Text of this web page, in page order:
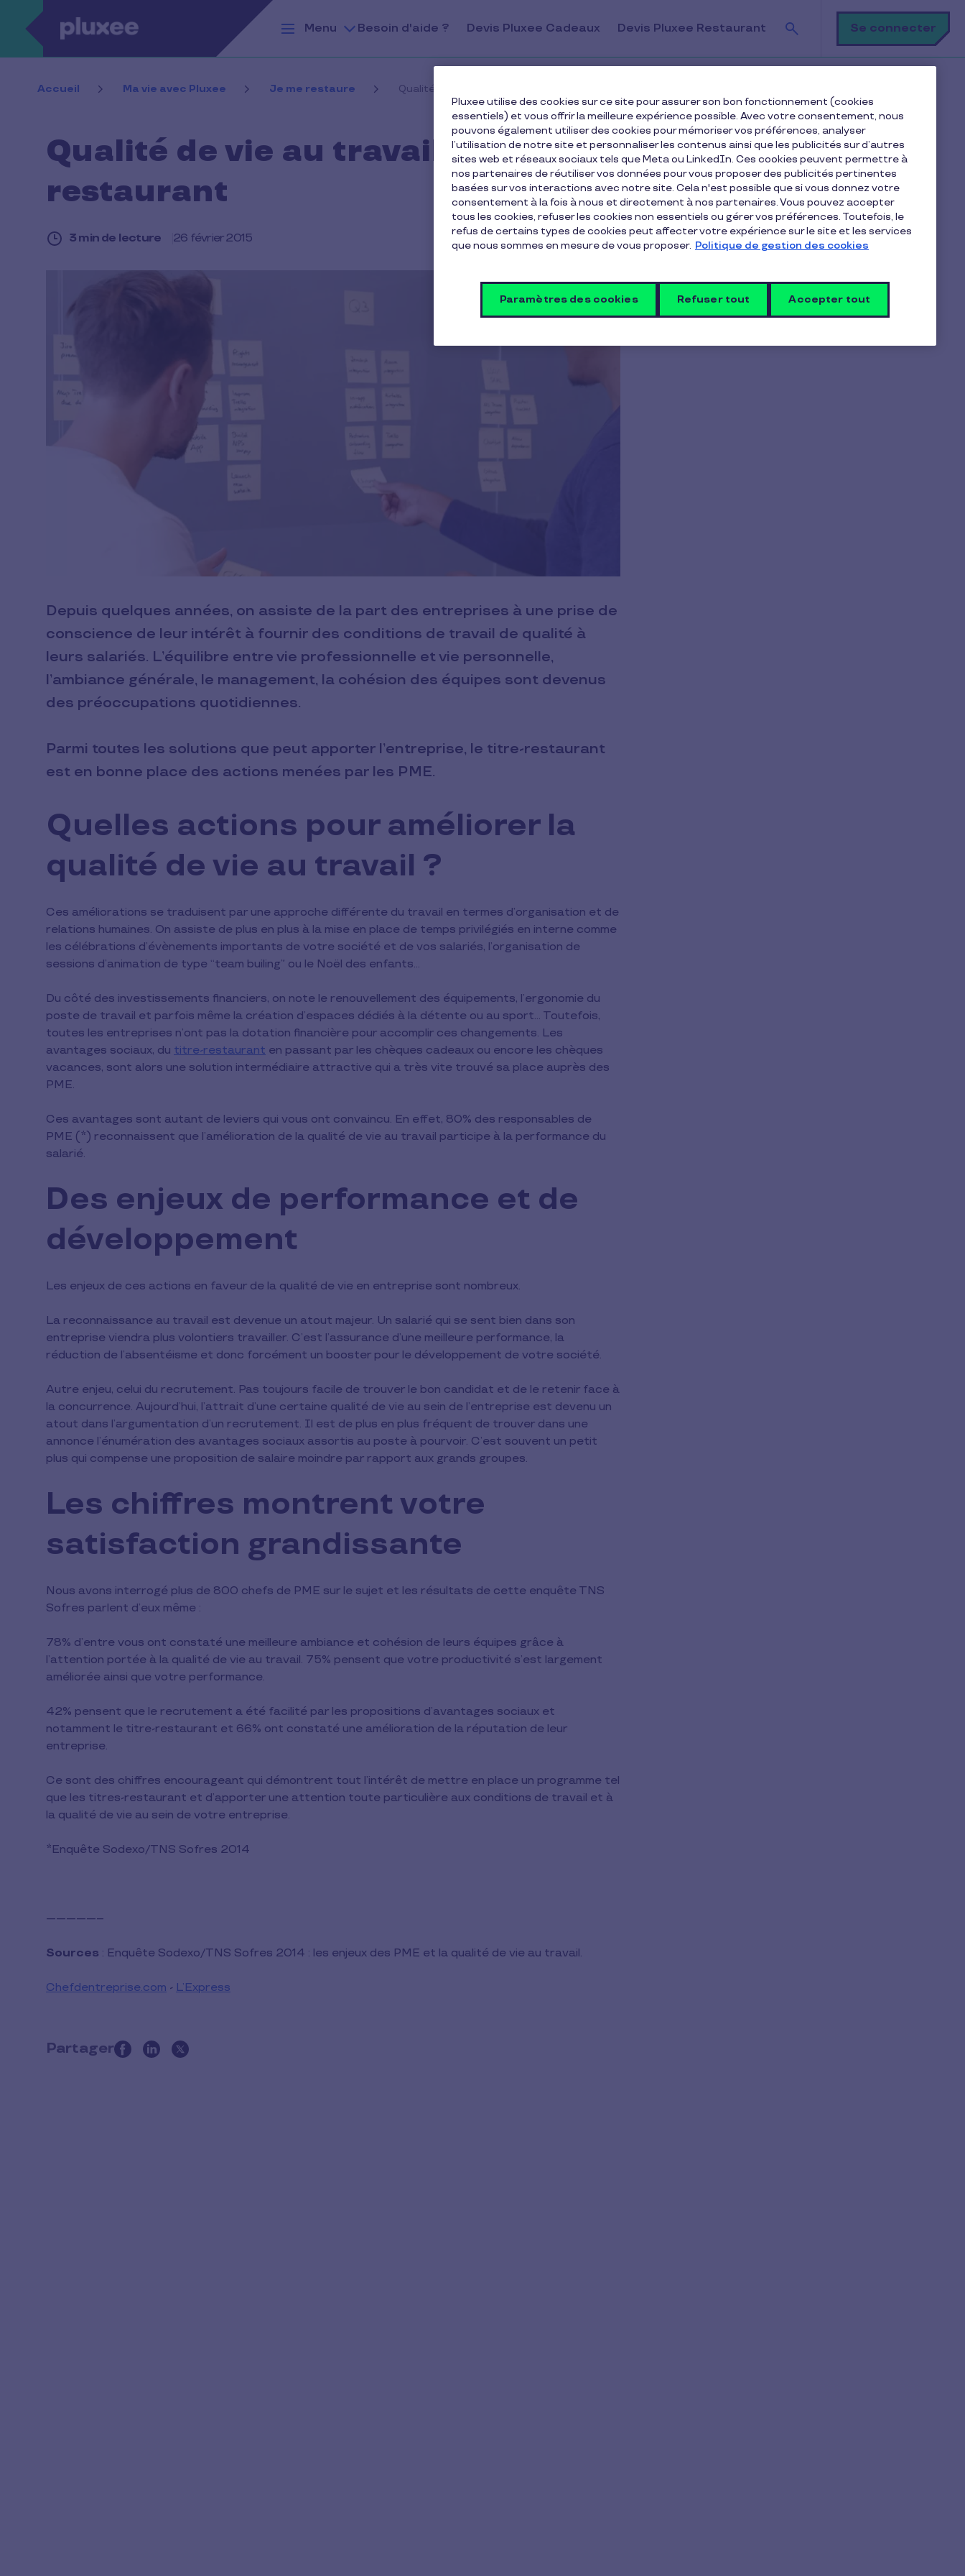
Aller au contenu principal
Menu
Besoin d'aide ? Devis Pluxee Cadeaux Devis Pluxee Restaurant
Recherche
Se connecter
Accueil Ma vie avec Pluxee Je me restaure Qualité de vie au travail et titres-restaurant
Qualité de vie au travail et titres-
restaurant
3 min de lecture 26 février 2015
Depuis quelques années, on assiste de la part des entreprises à une prise de
conscience de leur intérêt à fournir des conditions de travail de qualité à
leurs salariés. L’équilibre entre vie professionnelle et vie personnelle,
l’ambiance générale, le management, la cohésion des équipes sont devenus
des préoccupations quotidiennes.
Parmi toutes les solutions que peut apporter l’entreprise, le titre-restaurant
est en bonne place des actions menées par les PME.
Quelles actions pour améliorer la
qualité de vie au travail ?
Ces améliorations se traduisent par une approche différente du travail en termes d’organisation et de
relations humaines. On assiste de plus en plus à la mise en place de temps privilégiés en interne comme
les célébrations d’évènements importants de votre société et de vos salariés, l’organisation de
sessions d’animation de type “team builing” ou le Noël des enfants…
Du côté des investissements financiers, on note le renouvellement des équipements, l’ergonomie du
poste de travail et parfois même la création d’espaces dédiés à la détente ou au sport… Toutefois,
toutes les entreprises n’ont pas la dotation financière pour accomplir ces changements. Les
avantages sociaux, du titre-restaurant en passant par les chèques cadeaux ou encore les chèques
vacances, sont alors une solution intermédiaire attractive qui a très vite trouvé sa place auprès des
PME.
Ces avantages sont autant de leviers qui vous ont convaincu. En effet, 80% des responsables de
PME (*) reconnaissent que l’amélioration de la qualité de vie au travail participe à la performance du
salarié.
Des enjeux de performance et de
développement
Les enjeux de ces actions en faveur de la qualité de vie en entreprise sont nombreux.
La reconnaissance au travail est devenue un atout majeur. Un salarié qui se sent bien dans son
entreprise viendra plus volontiers travailler. C’est l’assurance d’une meilleure performance, la
réduction de l’absentéisme et donc forcément un booster pour le développement de votre société.
Autre enjeu, celui du recrutement. Pas toujours facile de trouver le bon candidat et de le retenir face à
la concurrence. Aujourd’hui, l’attrait d’une certaine qualité de vie au sein de l’entreprise est devenu un
atout dans l’argumentation d’un recrutement. Il est de plus en plus fréquent de trouver dans une
annonce l’énumération des avantages sociaux assortis au poste à pourvoir. C’est souvent un petit
plus qui compense une proposition de salaire moindre par rapport aux grands groupes.
Les chiffres montrent votre
satisfaction grandissante
Nous avons interrogé plus de 800 chefs de PME sur le sujet et les résultats de cette enquête TNS
Sofres parlent d’eux même :
78% d’entre vous ont constaté une meilleure ambiance et cohésion de leurs équipes grâce à
l’attention portée à la qualité de vie au travail. 75% pensent que votre productivité s’est largement
améliorée ainsi que votre performance.
42% pensent que le recrutement a été facilité par les propositions d’avantages sociaux et
notamment le titre-restaurant et 66% ont constaté une amélioration de la réputation de leur
entreprise.
Ce sont des chiffres encourageant qui démontrent tout l’intérêt de mettre en place un programme tel
que les titres-restaurant et d’apporter une attention toute particulière aux conditions de travail et à
la qualité de vie au sein de votre entreprise.
*Enquête Sodexo/TNS Sofres 2014
-----------------
Sources : Enquête Sodexo/TNS Sofres 2014 : les enjeux des PME et la qualité de vie au travail.
Chefdentreprise.com - L’Express
Partager
this
Sommaire
Quelles actions pour améliorer la qualité de
vie au travail ?
Des enjeux de performance et de développement
Les chiffres montrent votre satisfaction
grandissante
Pluxee utilise des cookies sur ce site pour assurer son bon fonctionnement (cookies
essentiels) et vous offrir la meilleure expérience possible. Avec votre consentement, nous
pouvons également utiliser des cookies pour mémoriser vos préférences, analyser
l’utilisation de notre site et personnaliser les contenus ainsi que les publicités sur d’autres
sites web et réseaux sociaux tels que Meta ou LinkedIn. Ces cookies peuvent permettre à
nos partenaires de réutiliser vos données pour vous proposer des publicités pertinentes
basées sur vos interactions avec notre site. Cela n'est possible que si vous donnez votre
consentement à la fois à nous et directement à nos partenaires. Vous pouvez accepter
tous les cookies, refuser les cookies non essentiels ou gérer vos préférences. Toutefois, le
refus de certains types de cookies peut affecter votre expérience sur le site et les services
que nous sommes en mesure de vous proposer. Politique de gestion des cookies
Paramètres des cookies Refuser tout Accepter tout